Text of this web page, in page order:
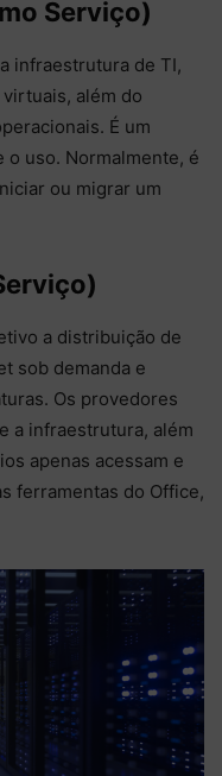
Serviço)
infraestrutura de TI,
além do
É um
uso. Normalmente, é
ou migrar um
a distribuição de
sob demanda e
Os provedores
a infraestrutura, além
apenas acessam e
ferramentas do Office,